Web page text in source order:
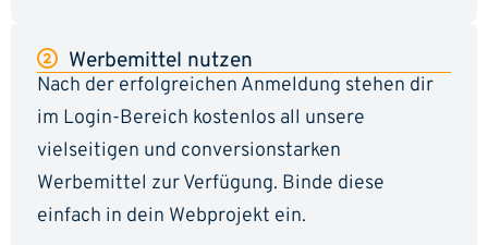
Werbemittel nutzen
Nach der erfolgreichen Anmeldung stehen dir
im Login-Bereich kostenlos all unsere
vielseitigen und conversionstarken
Werbemittel zur Verfügung. Binde diese
einfach in dein Webprojekt ein.